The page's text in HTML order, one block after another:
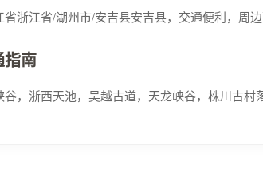
省浙江省/湖州市/安吉县安吉县，交通便利，周边
指南
谷，浙西天池，吴越古道，天龙峡谷，株川古